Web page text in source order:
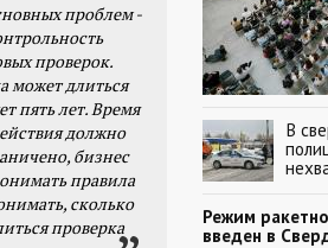
проблем -
проверок.
может длиться
пять лет. Время
должно
бизнес
правила
сколько
проверка
В
Режим
введен в